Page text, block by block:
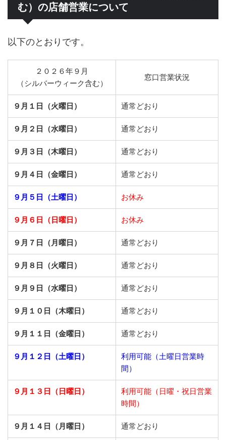
む）の店舗営業について
以下のとおりです。
２０２６年９月
（シルバーウィーク含む）
窓口営業状況
９月１日（火曜日） 通常どおり
９月２日（水曜日） 通常どおり
９月３日（木曜日） 通常どおり
９月４日（金曜日） 通常どおり
９月５日（土曜日） お休み
９月６日（日曜日） お休み
９月７日（月曜日） 通常どおり
９月８日（火曜日） 通常どおり
９月９日（水曜日） 通常どおり
９月１０日（木曜日） 通常どおり
９月１１日（金曜日） 通常どおり
９月１２日（土曜日）
利用可能（土曜日営業時
間）
９月１３日（日曜日）
利用可能（日曜・祝日営業
時間）
９月１４日（月曜日） 通常どおり